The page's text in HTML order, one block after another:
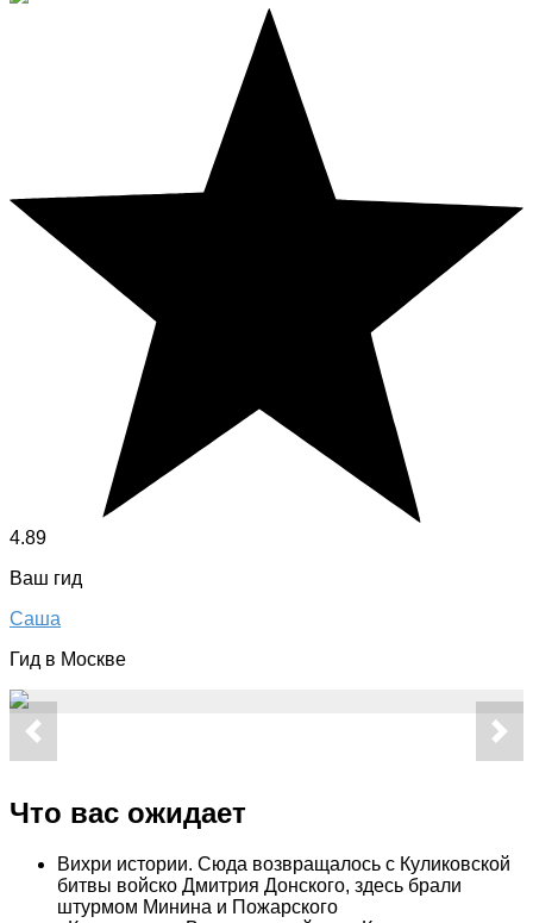
4.89
Ваш гид
Саша
Гид в Москве
Что вас ожидает
Вихри истории. Сюда возвращалось с Куликовской
битвы войско Дмитрия Донского, здесь брали
штурмом Минина и Пожарского